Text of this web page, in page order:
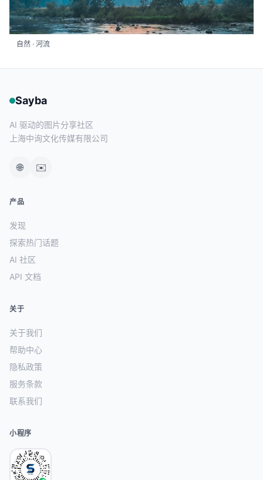
自然 · 河流
Sayba
AI 驱动的图片分享社区
上海中询文化传媒有限公司
🌐 ✉️
产品
发现
探索热门话题
AI 社区
API 文档
关于
关于我们
帮助中心
隐私政策
服务条款
联系我们
小程序